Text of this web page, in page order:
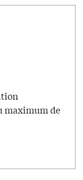
maximum de